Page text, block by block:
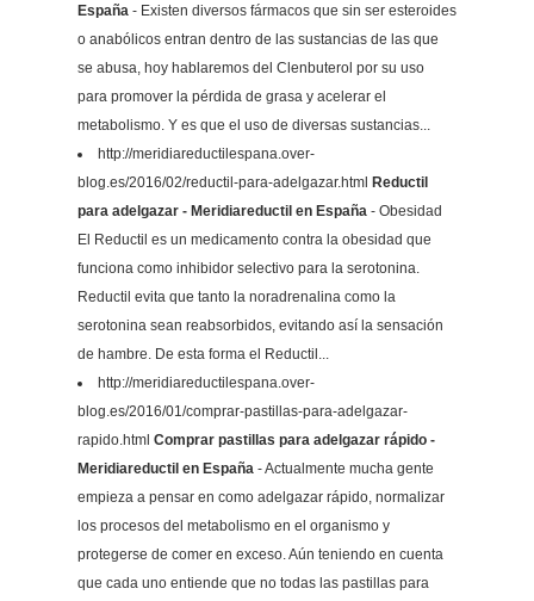
España - Existen diversos fármacos que sin ser esteroides
o anabólicos entran dentro de las sustancias de las que
se abusa, hoy hablaremos del Clenbuterol por su uso
para promover la pérdida de grasa y acelerar el
metabolismo. Y es que el uso de diversas sustancias...
http://meridiareductilespana.over-
blog.es/2016/02/reductil-para-adelgazar.html Reductil
para adelgazar - Meridiareductil en España - Obesidad
El Reductil es un medicamento contra la obesidad que
funciona como inhibidor selectivo para la serotonina.
Reductil evita que tanto la noradrenalina como la
serotonina sean reabsorbidos, evitando así la sensación
de hambre. De esta forma el Reductil...
http://meridiareductilespana.over-
blog.es/2016/01/comprar-pastillas-para-adelgazar-
rapido.html Comprar pastillas para adelgazar rápido -
Meridiareductil en España - Actualmente mucha gente
empieza a pensar en como adelgazar rápido, normalizar
los procesos del metabolismo en el organismo y
protegerse de comer en exceso. Aún teniendo en cuenta
que cada uno entiende que no todas las pastillas para